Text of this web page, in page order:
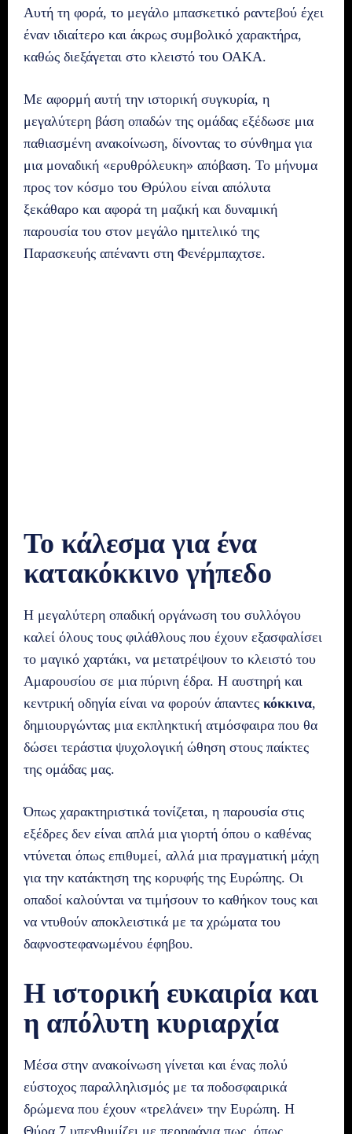
Αυτή τη φορά, το μεγάλο μπασκετικό ραντεβού έχει
έναν ιδιαίτερο και άκρως συμβολικό χαρακτήρα,
καθώς διεξάγεται στο κλειστό του ΟΑΚΑ.
Με αφορμή αυτή την ιστορική συγκυρία, η
μεγαλύτερη βάση οπαδών της ομάδας εξέδωσε μια
παθιασμένη ανακοίνωση, δίνοντας το σύνθημα για
μια μοναδική «ερυθρόλευκη» απόβαση. Το μήνυμα
προς τον κόσμο του Θρύλου είναι απόλυτα
ξεκάθαρο και αφορά τη μαζική και δυναμική
παρουσία του στον μεγάλο ημιτελικό της
Παρασκευής απέναντι στη Φενέρμπαχτσε.
Το κάλεσμα για ένα
κατακόκκινο γήπεδο
Η μεγαλύτερη οπαδική οργάνωση του συλλόγου
καλεί όλους τους φιλάθλους που έχουν εξασφαλίσει
το μαγικό χαρτάκι, να μετατρέψουν το κλειστό του
Αμαρουσίου σε μια πύρινη έδρα. Η αυστηρή και
κεντρική οδηγία είναι να φορούν άπαντες κόκκινα,
δημιουργώντας μια εκπληκτική ατμόσφαιρα που θα
δώσει τεράστια ψυχολογική ώθηση στους παίκτες
της ομάδας μας.
Όπως χαρακτηριστικά τονίζεται, η παρουσία στις
εξέδρες δεν είναι απλά μια γιορτή όπου ο καθένας
ντύνεται όπως επιθυμεί, αλλά μια πραγματική μάχη
για την κατάκτηση της κορυφής της Ευρώπης. Οι
οπαδοί καλούνται να τιμήσουν το καθήκον τους και
να ντυθούν αποκλειστικά με τα χρώματα του
δαφνοστεφανωμένου έφηβου.
Η ιστορική ευκαιρία και
η απόλυτη κυριαρχία
Μέσα στην ανακοίνωση γίνεται και ένας πολύ
εύστοχος παραλληλισμός με τα ποδοσφαιρικά
δρώμενα που έχουν «τρελάνει» την Ευρώπη. Η